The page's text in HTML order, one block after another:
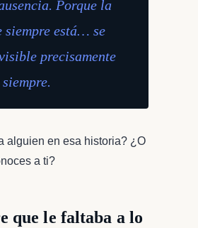
Porque la
siempre está… se
precisamente
alguien en esa historia? ¿O
a ti?
que le faltaba a lo